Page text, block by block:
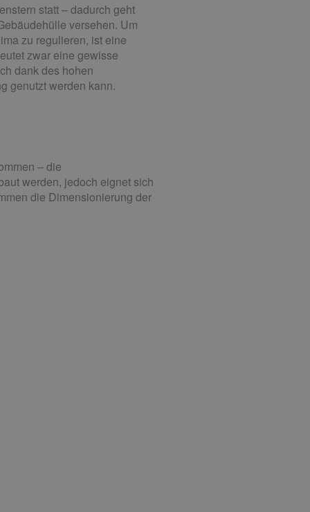
statt – dadurch geht
versehen. Um
zu regulieren, ist eine
zwar eine gewisse
dank des hohen
genutzt werden kann.
– die
werden, jedoch eignet sich
die Dimensionierung der